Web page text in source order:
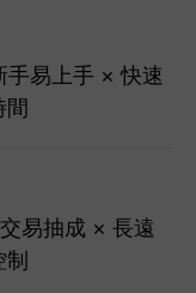
手易上手 × 快速
間
易抽成 × 長遠
制